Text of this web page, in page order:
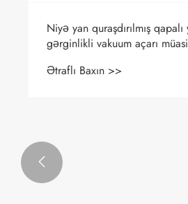
Niyə yan quraşdırılmış qapalı yüksək
gərginlikli vakuum açarı müasir
Ətraflı Baxın >>
